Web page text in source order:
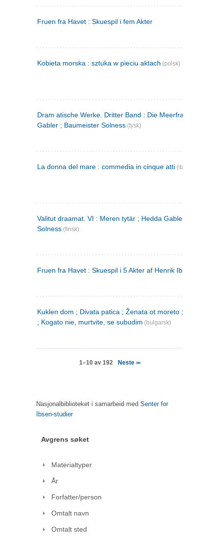
Fruen fra Havet : Skuespil i fem Akter
Kobieta morska : sztuka w pieciu aktach (polsk)
Dram atische Werke. Dritter Band : Die Meerfrau ; Hedda
Gabler ; Baumeister Solness (tysk)
La donna del mare : commedia in cinque atti (italiensk)
Valitut draamat. VI : Meren tytär ; Hedda Gabler ;
Solness (finsk)
Fruen fra Havet : Skuespil i 5 Akter af Henrik Ibsen
Kuklen dom ; Divata patica ; Ženata ot moreto ; Malkijat
; Kogato nie, murtvite, se subudim (bulgarsk)
1–10 av 192 Neste >>
Nasjonalbiblioteket i samarbeid med Senter for
Ibsen-studier
Avgrens søket
Materialtyper
År
Forfatter/person
Omtalt navn
Omtalt sted